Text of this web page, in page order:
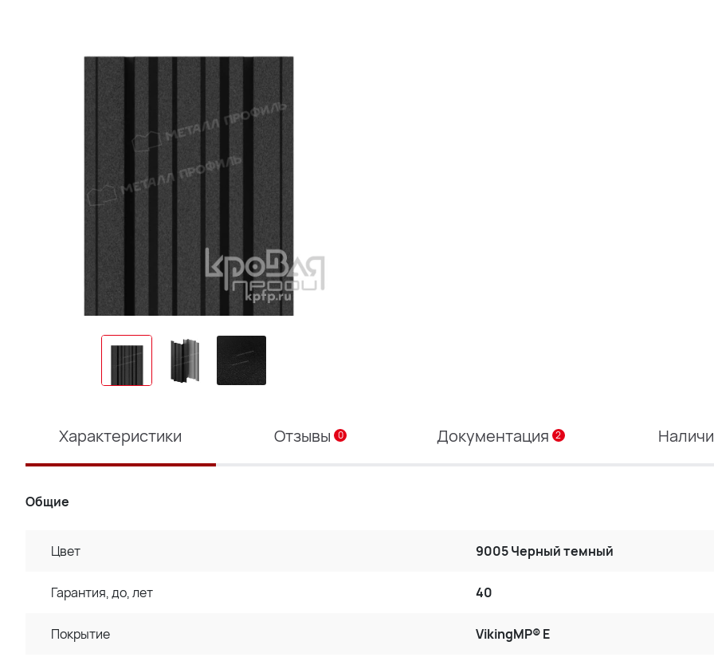
Характеристики Отзывы 0 Документация 2
Общие
Цвет 9005 Черный темный
Гарантия, до, лет 40
Покрытие VikingMP® E